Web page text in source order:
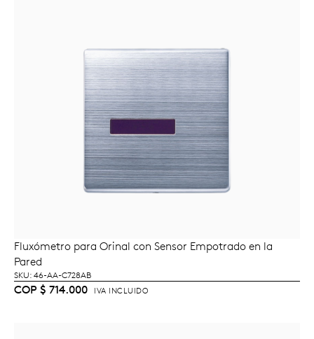
AÑADIR AL CARRITO
Fluxómetro para Orinal con Sensor Empotrado en la
Pared
SKU: 46-AA-C728AB
COP $ 714.000 IVA INCLUIDO